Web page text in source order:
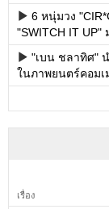
6 หนุ่มวง
"SWITCH IT
"เบน ชลาทิศ"
ในภาพยนตร์คอม
เรื่อง